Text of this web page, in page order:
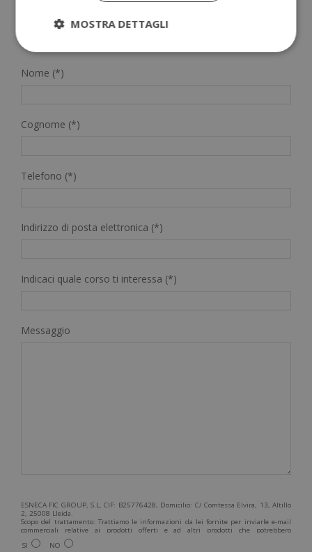
Nome (*)
Cognome (*)
Telefono (*)
Indirizzo di posta elettronica (*)
Indicaci quale corso ti interessa (*)
Messaggio
ESNECA FIC GROUP, S.L, CIF: B25776428, Domicilio: C/ Comtessa Elvira, 13, Altillo
2, 25008 Lleida.
Scopo del trattamento: Trattiamo le informazioni da lei fornite per inviarle e-mail
commerciali relative ai prodotti offerti e ad altri prodotti che potrebbero
interessarla. Legittimazione del trattamento: Consenso dell'interessato. Diritti:
Può esercitare i suoi diritti identificandosi sufficientemente e contattandoci
SI NO
MOSTRA DETTAGLI